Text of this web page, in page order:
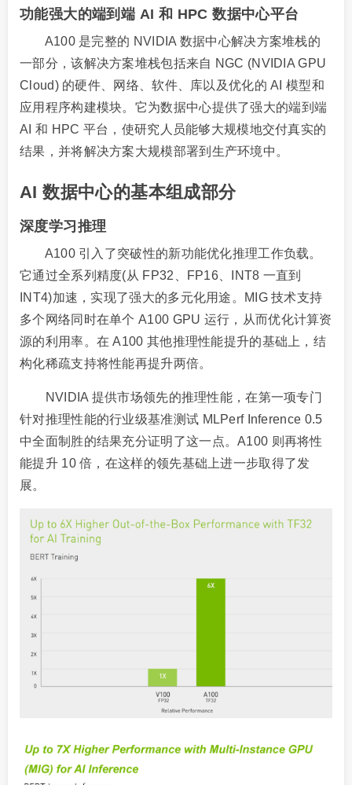
功能强大的端到端 AI 和 HPC 数据中心平台
A100 是完整的 NVIDIA 数据中心解决方案堆栈的
一部分，该解决方案堆栈包括来自 NGC (NVIDIA GPU
Cloud) 的硬件、网络、软件、库以及优化的 AI 模型和
应用程序构建模块。它为数据中心提供了强大的端到端
AI 和 HPC 平台，使研究人员能够大规模地交付真实的
结果，并将解决方案大规模部署到生产环境中。
AI 数据中心的基本组成部分
深度学习推理
A100 引入了突破性的新功能优化推理工作负载。
它通过全系列精度(从 FP32、FP16、INT8 一直到
INT4)加速，实现了强大的多元化用途。MIG 技术支持
多个网络同时在单个 A100 GPU 运行，从而优化计算资
源的利用率。在 A100 其他推理性能提升的基础上，结
构化稀疏支持将性能再提升两倍。
NVIDIA 提供市场领先的推理性能，在第一项专门
针对推理性能的行业级基准测试 MLPerf Inference 0.5
中全面制胜的结果充分证明了这一点。A100 则再将性
能提升 10 倍，在这样的领先基础上进一步取得了发
展。